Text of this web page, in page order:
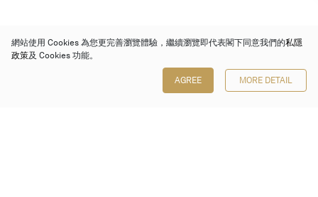
網站使用 Cookies 為您更完善瀏覽體驗，繼續瀏覽即代表閣下同意我們的私隱
政策及 Cookies 功能。
AGREE MORE DETAIL